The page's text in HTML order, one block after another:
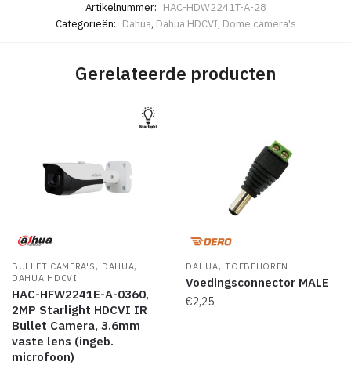
Artikelnummer: HAC-HDW2241T-A-28
Categorieën: Dahua, Dahua HDCVI, Dome camera's
Gerelateerde producten
BULLET CAMERA'S , DAHUA,
DAHUA HDCVI
HAC-HFW2241E-A-0360,
2MP Starlight HDCVI IR
Bullet Camera, 3.6mm
vaste lens (ingeb.
microfoon)
DAHUA,TOEBEHOREN
Voedingsconnector MALE
€2,25